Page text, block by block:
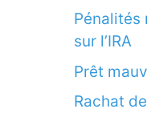
Pénalités
sur l’IRA
Prêt
Rachat